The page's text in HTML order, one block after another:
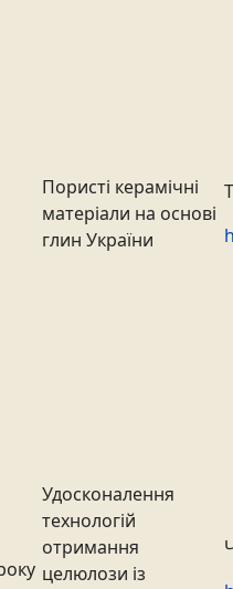
Пористі керамічні
матеріали на основі
глин України
Удосконалення
технологій
отримання
целюлози із